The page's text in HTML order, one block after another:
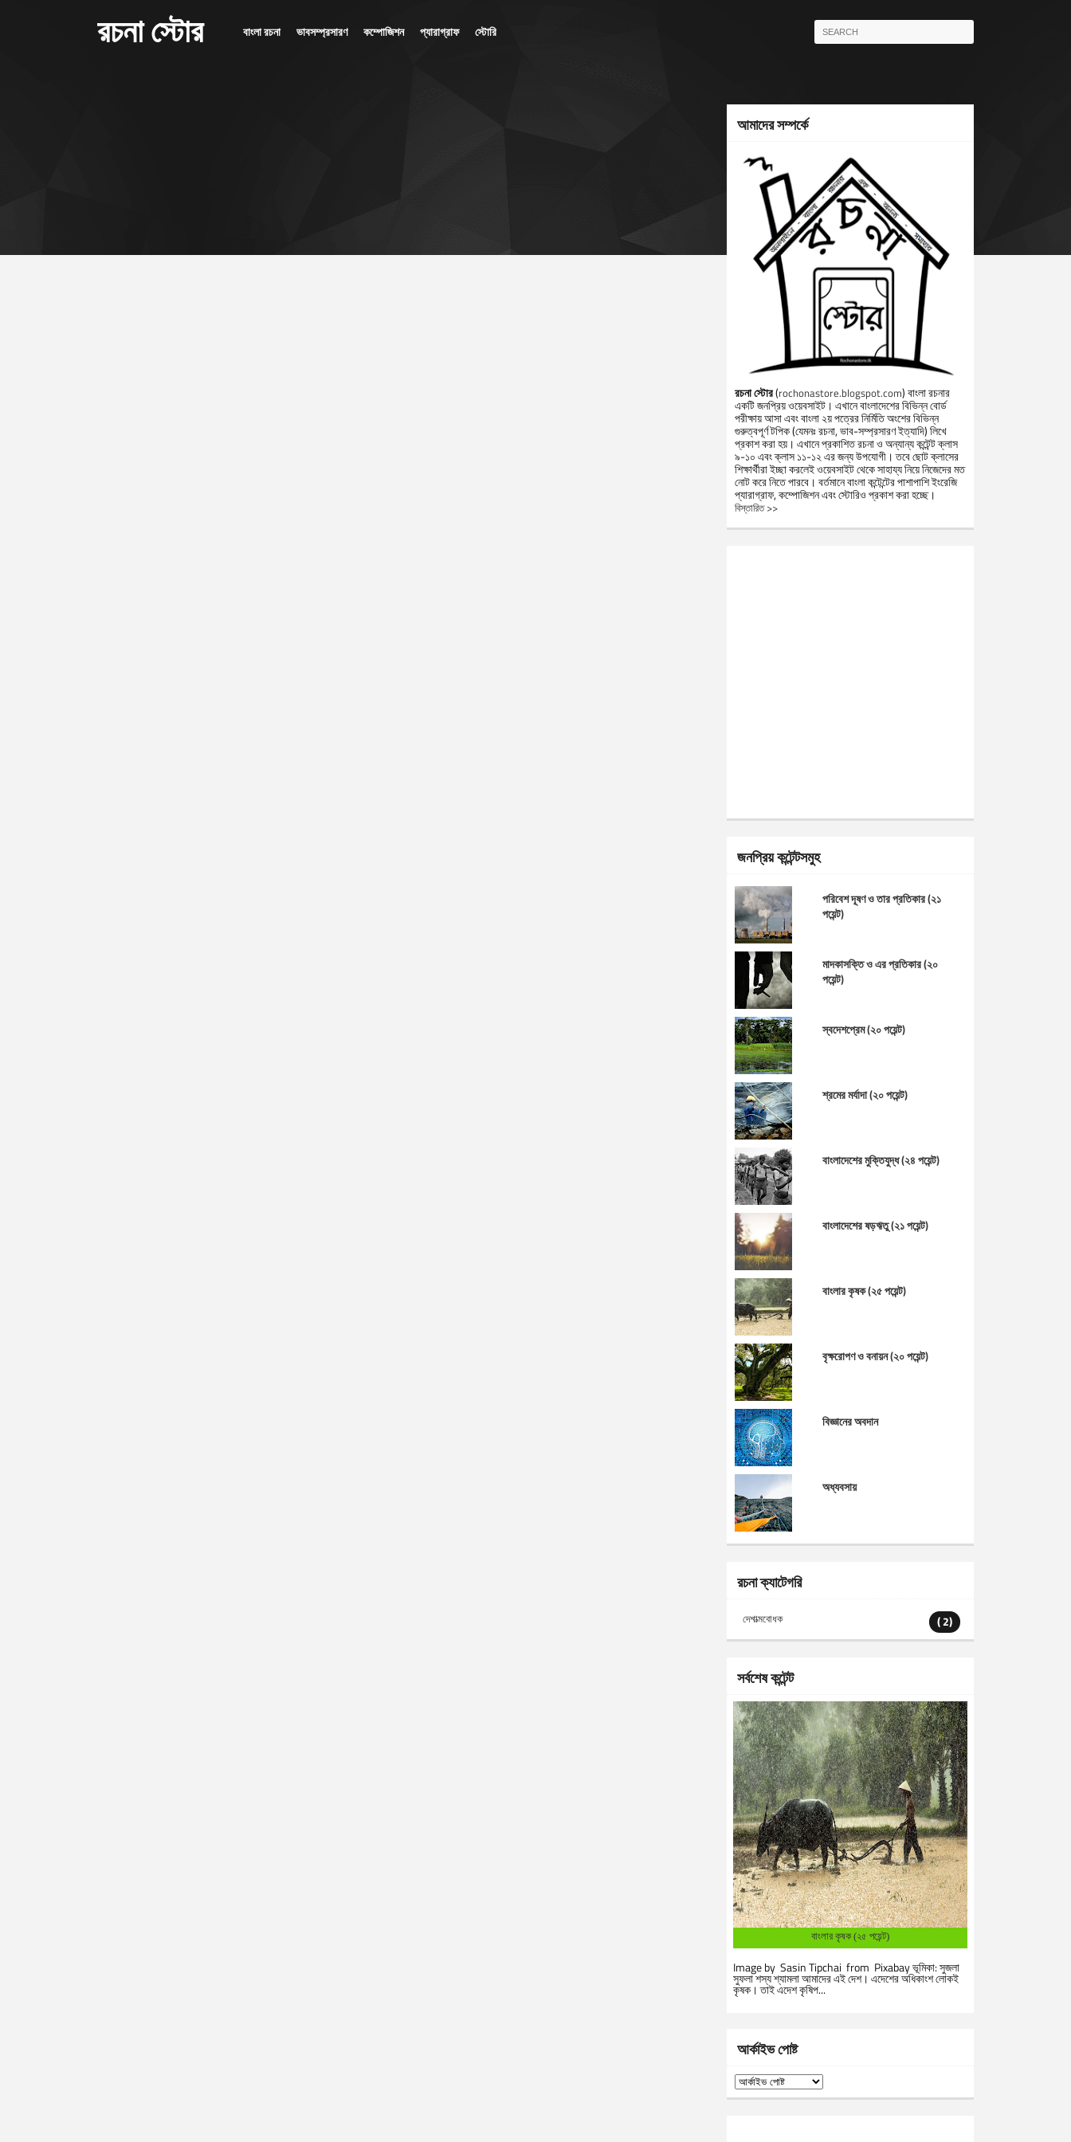
রচনা স্টোর বাংলা রচনা ভাবসম্প্রসারণ কম্পোজিশন প্যারাগ্রাফ স্টোরি
আমাদের সম্পর্কে
রচনা স্টোর(rochonastore.blogspot.com) বাংলা রচনার
একটি জনপ্রিয় ওয়েবসাইট। এখানে বাংলাদেশের বিভিন্ন বোর্ড
পরীক্ষায় আসা এবং বাংলা ২য় পত্রের নির্মিতি অংশের বিভিন্ন
গুরুত্বপূর্ণ টপিক (যেমনঃ রচনা, ভাব-সম্প্রসারণ ইত্যাদি) লিখে
প্রকাশ করা হয়। এখানে প্রকাশিত রচনা ও অন্যান্য কন্টেন্ট ক্লাস
৯-১০ এবং ক্লাস ১১-১২ এর জন্য উপযোগী। তবে ছোট ক্লাসের
শিক্ষার্থীরা ইচ্ছা করলেই ওয়েবসাইট থেকে সাহায্য নিয়ে নিজেদের মত
নোট করে নিতে পারবে। বর্তমানে বাংলা কন্টেন্টের পাশাপাশি ইংরেজি
প্যারাগ্রাফ, কম্পোজিশন এবং স্টোরিও প্রকাশ করা হচ্ছে।
বিস্তারিত >>
জনপ্রিয় কন্টেন্টসমুহ
পরিবেশ দূষণ ও তার প্রতিকার (২১
পয়েন্ট)
মাদকাসক্তি ও এর প্রতিকার (২০
পয়েন্ট)
স্বদেশপ্রেম (২০ পয়েন্ট)
শ্রমের মর্যাদা (২০ পয়েন্ট)
বাংলাদেশের মুক্তিযুদ্ধ (২৪ পয়েন্ট)
বাংলাদেশের ষড়ঋতু (২১ পয়েন্ট)
বাংলার কৃষক (২৫ পয়েন্ট)
বৃক্ষরোপণ ও বনায়ন (২০ পয়েন্ট)
বিজ্ঞানের অবদান
অধ্যবসায়
রচনা ক্যাটেগরি
দেশাত্মবোধক ( 2)
সর্বশেষ কন্টেন্ট
বাংলার কৃষক (২৫ পয়েন্ট)
Image by Sasin Tipchai from Pixabay ভূমিকা: সুজলা
সুফলা শস্য শ্যামলা আমাদের এই দেশ। এদেশের অধিকাংশ লোকই
কৃষক। তাই এদেশ কৃষিপ...
আর্কাইভ পোষ্ট